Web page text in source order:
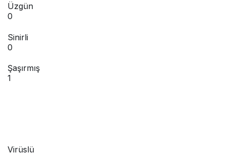
Üzgün
0
Sinirli
0
Şaşırmış
1
Virüslü